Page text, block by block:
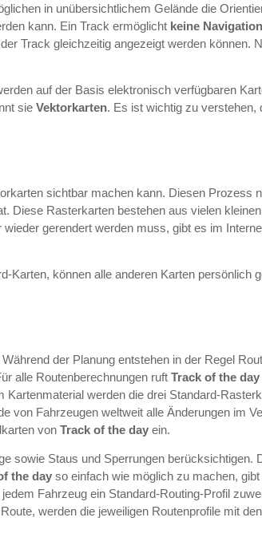
in unübersichtlichem Gelände die
kann. Ein Track ermöglicht keine
Track gleichzeitig angezeigt werden können.
auf der Basis elektronisch verfügbaren
sieVektorkarten. Es ist wichtig zu verstehen,
sichtbar machen kann. Diesen Prozess
Diese Rasterkarten bestehen aus vielen
gerendert werden muss, gibt es im
Karten, können alle anderen Karten persönlich
der Planung entstehen in der Regel
alle Routenberechnungen ruftTrack of the day
Kartenmaterial werden die drei Standard-
von Fahrzeugen weltweit alle Änderungen im
vonTrack of the day ein.
sowie Staus und Sperrungen berücksichtigen.
the day so einfach wie möglich zu machen,
Fahrzeug ein Standard-Routing-Profil
werden die jeweiligen Routenprofile mit